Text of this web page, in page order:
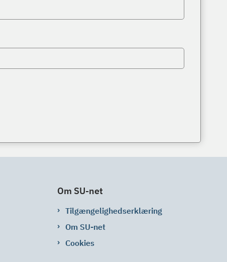
Om SU-net
Tilgængelighedserklæring
Om SU-net
Cookies